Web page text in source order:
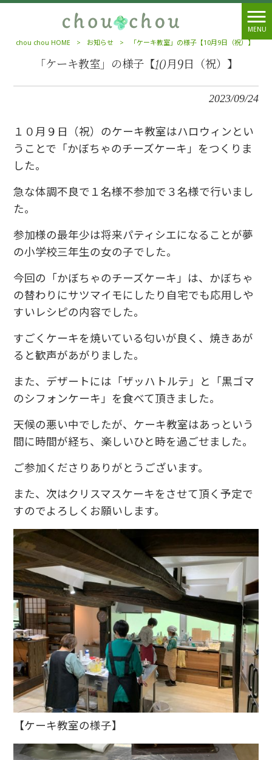
MENU
chou chou HOME
> お知らせ > 「ケーキ教室」の様子【10月9日（祝）】
「ケーキ教室」の様子【10月9日（祝）】
2023/09/24
１０月９日（祝）のケーキ教室はハロウィンとい
うことで「かぼちゃのチーズケーキ」をつくりま
した。
急な体調不良で１名様不参加で３名様で行いまし
た。
参加様の最年少は将来パティシエになることが夢
の小学校三年生の女の子でした。
今回の「かぼちゃのチーズケーキ」は、かぼちゃ
の替わりにサツマイモにしたり自宅でも応用しや
すいレシピの内容でした。
すごくケーキを焼いている匂いが良く、焼きあが
ると歓声があがりました。
また、デザートには「ザッハトルテ」と「黒ゴマ
のシフォンケーキ」を食べて頂きました。
天候の悪い中でしたが、ケーキ教室はあっという
間に時間が経ち、楽しいひと時を過ごせました。
ご参加くださりありがとうございます。
また、次はクリスマスケーキをさせて頂く予定で
すのでよろしくお願いします。
【ケーキ教室の様子】